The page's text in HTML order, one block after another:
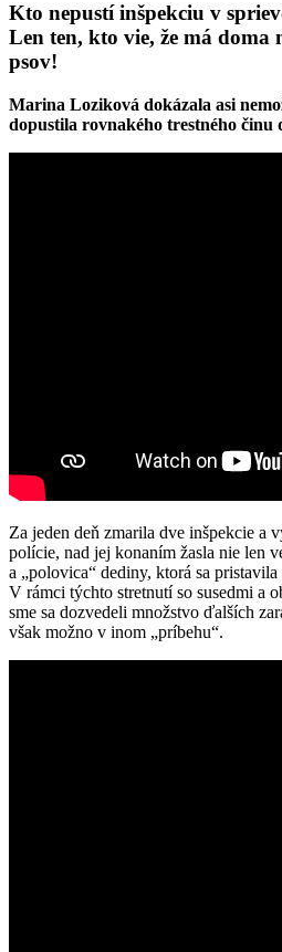
Kto nepustí inšpekciu v
Len ten, kto vie, že má doma
psov!
Marina Loziková dokázala asi
dopustila rovnakého trestného činu
Za jeden deň zmarila dve inšpekcie a
polície, nad jej konaním žasla nie len
a „polovica“ dediny, ktorá sa pristavila
V rámci týchto stretnutí so susedmi a
sme sa dozvedeli množstvo ďalších
však možno v inom „príbehu“.